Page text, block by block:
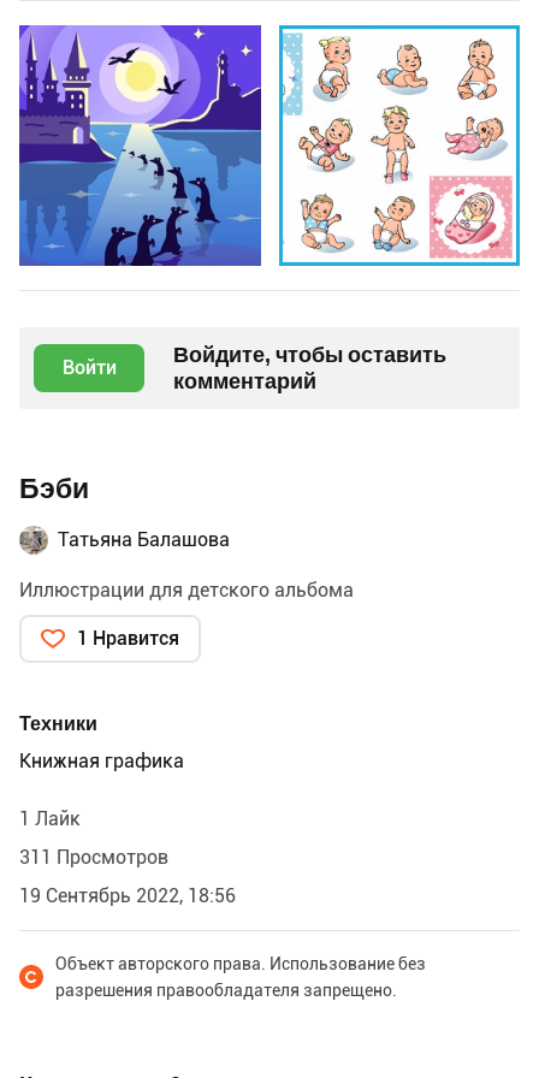
Войти
Войдите, чтобы оставить
комментарий
Бэби
Татьяна Балашова
Иллюстрации для детского альбома
1 Нравится
Техники
Книжная графика
1 Лайк
311 Просмотров
19 Сентябрь 2022, 18:56
Объект авторского права. Использование без
разрешения правообладателя запрещено.